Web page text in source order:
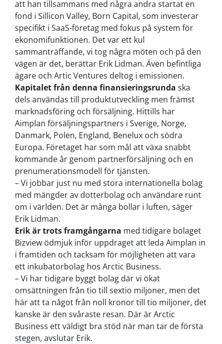
att han tillsammans med några andra startat en
fond i Sillicon Valley, Born Capital, som investerar
specifikt i SaaS-företag med fokus på system för
ekonomifunktionen. Det var ett kul
sammanträffande, vi tog några möten och på den
vägen är det, berättar Erik Lidman. Även befintliga
ägare och Artic Ventures deltog i emissionen.
Kapitalet från denna finansieringsrunda ska
dels användas till produktutveckling men främst
marknadsföring och försäljning. Hittills har
Aimplan försäljningspartners i Sverige, Norge,
Danmark, Polen, England, Benelux och södra
Europa. Företaget har som mål att växa snabbt
kommande år genom partnerförsäljning och en
prenumerationsmodell för tjänsten.
– Vi jobbar just nu med stora internationella bolag
med mängder av dotterbolag och användare runt
om i världen. Det är många bollar i luften, säger
Erik Lidman.
Erik är trots framgångarna med tidigare bolaget
Bizview ödmjuk inför uppdraget att leda Aimplan in
i framtiden och tacksam för möjligheten att vara
ett inkubatorbolag hos Arctic Business.
– Vi har tidigare byggt bolag där vi ökat
omsättningen från tio till sextio miljoner, men det
här att ta något från noll kronor till tio miljoner, det
kanske är den svåraste resan. Där är Arctic
Business ett väldigt bra stöd när man tar de första
stegen, avslutar Erik.